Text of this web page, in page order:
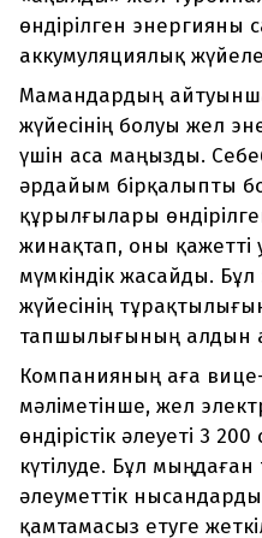
өндірілген энергияны
аккумуляциялық
Мамандардың
жүйесінің болуы жел
үшін аса маңызды.
әрдайым бірқалыпты
құрылғылары
жинақтап, оны қажетті
мүмкіндік жасайды.
жүйесінің
тапшылығының алдын
Компанияның аға
мәліметінше, жел
өндірістік әлеуеті 3
күтілуде. Бұл
әлеуметтік
қамтамасыз етуге